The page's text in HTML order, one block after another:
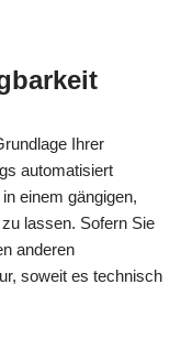
Ihrer
automatisiert
einem gängigen,
lassen. Sofern Sie
anderen
soweit es technisch